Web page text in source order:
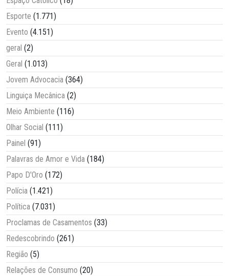
Esporte (1.771)
Evento (4.151)
geral (2)
Geral (1.013)
Jovem Advocacia (364)
Linguiça Mecânica (2)
Meio Ambiente (116)
Olhar Social (111)
Painel (91)
Palavras de Amor e Vida (184)
Papo D'Oro (172)
Polícia (1.421)
Política (7.031)
Proclamas de Casamentos (33)
Redescobrindo (261)
Região (5)
Relações de Consumo (20)